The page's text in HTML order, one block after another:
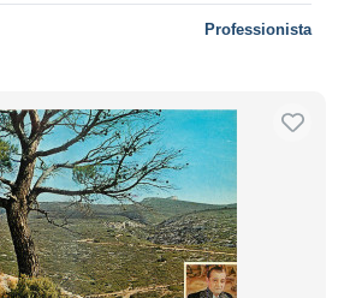
Professionista